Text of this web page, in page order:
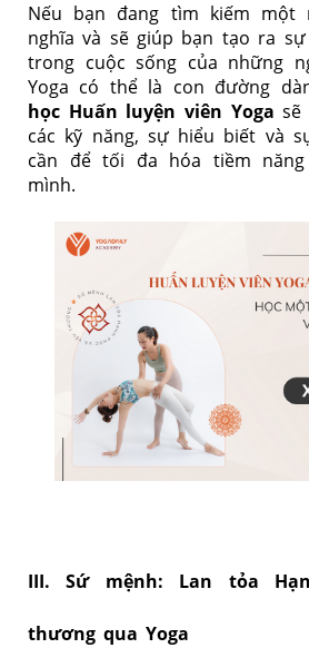
Nếu bạn đang tìm kiếm một
nghĩa và sẽ giúp bạn tạo ra
trong cuộc sống của những
Yoga có thể là con đường
học Huấn luyện viên Yoga sẽ
các kỹ năng, sự hiểu biết và
cần để tối đa hóa tiềm năng
mình.
III. Sứ mệnh: Lan tỏa
thương qua Yoga